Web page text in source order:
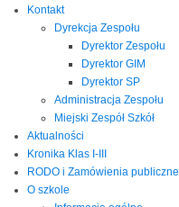
Kontakt
Dyrekcja Zespołu
Dyrektor Zespołu
Dyrektor GIM
Dyrektor SP
Administracja Zespołu
Miejski Zespół Szkół
Aktualności
Kronika Klas I-III
RODO i Zamówienia publiczne
O szkole